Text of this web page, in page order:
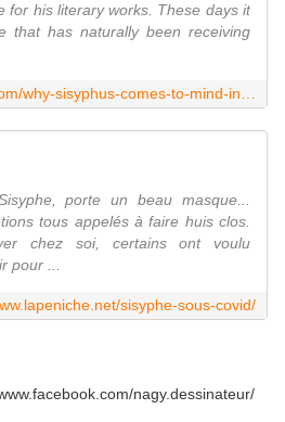
for his literary works. These days it
that has naturally been receiving
porte un beau masque...
tous appelés à faire huis clos.
chez soi, certains ont voulu
pour ...
sisyphe-sous-covid/
nagy.dessinateur/